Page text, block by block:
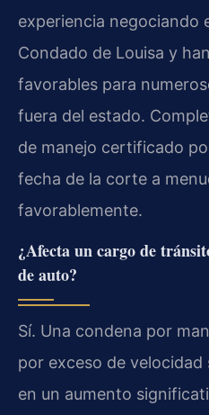
experiencia negociando
Condado de Louisa y
favorables para
fuera del estado.
de manejo certificado
fecha de la corte a
favorablemente.
¿Afecta un cargo de
de auto?
Sí. Una condena por
por exceso de velocidad
en un aumento